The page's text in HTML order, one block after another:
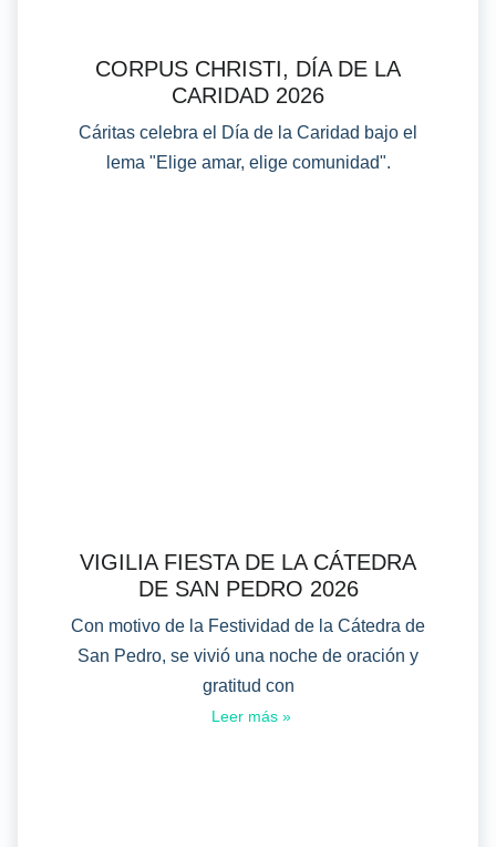
CORPUS CHRISTI, DÍA DE LA
CARIDAD 2026
Cáritas celebra el Día de la Caridad bajo el
lema "Elige amar, elige comunidad".
VIGILIA FIESTA DE LA CÁTEDRA
DE SAN PEDRO 2026
Con motivo de la Festividad de la Cátedra de
San Pedro, se vivió una noche de oración y
gratitud con
Leer más »